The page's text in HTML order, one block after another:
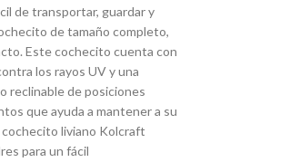
de transportar, guardar y
de tamaño completo,
Este cochecito cuenta con
los rayos UV y una
reclinable de posiciones
que ayuda a mantener a su
cochecito liviano Kolcraft
para un fácil